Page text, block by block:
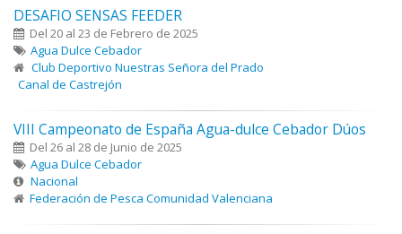
DESAFIO SENSAS FEEDER
Del 20 al 23 de Febrero de 2025
Agua Dulce Cebador
Club Deportivo Nuestras Señora del Prado
Canal de Castrejón
VIII Campeonato de España Agua-dulce Cebador Dúos
Del 26 al 28 de Junio de 2025
Agua Dulce Cebador
Nacional
Federación de Pesca Comunidad Valenciana